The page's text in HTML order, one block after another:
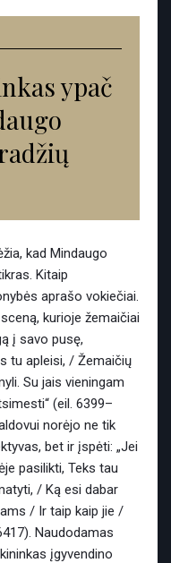
ypač
kad Mindaugo
Kitaip
aprašo vokiečiai.
kurioje žemaičiai
į savo pusę,
tu apleisi, / Žemaičių
Su jais vieningam
(eil. 6399–
norėjo ne tik
bet ir įspėti: „Jei
pasilikti, Teks tau
/ Ką esi dabar
/ Ir taip kaip jie /
Naudodamas
įgyvendino